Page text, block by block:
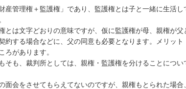
産管理権＋監護権」であり、監護権とは子と一緒に生活
とは文字どおりの意味ですが、仮に監護権が母、親権が
約する場合などに、父の同意も必要となります。メリッ
ろがあります。
そも、裁判所としては、親権・監護権を分けることについ
面会をさせてもらえてないのですが、親権もとられた場